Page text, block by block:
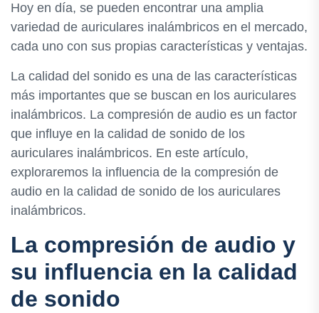
Hoy en día, se pueden encontrar una amplia
variedad de auriculares inalámbricos en el mercado,
cada uno con sus propias características y ventajas.
La calidad del sonido es una de las características
más importantes que se buscan en los auriculares
inalámbricos. La compresión de audio es un factor
que influye en la calidad de sonido de los
auriculares inalámbricos. En este artículo,
exploraremos la influencia de la compresión de
audio en la calidad de sonido de los auriculares
inalámbricos.
La compresión de audio y
su influencia en la calidad
de sonido